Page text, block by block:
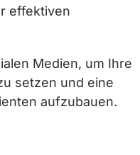
effektiven
Medien, um Ihre
setzen und eine
aufzubauen.